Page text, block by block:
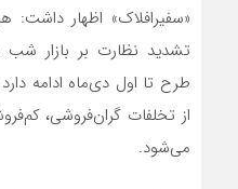
«سفیرافلاک» اظهار داشت:
تشدید نظارت بر بازار شب
طرح تا اول دی‌ماه ادامه
از تخلفات گران‌فروشی،
می‌شود.